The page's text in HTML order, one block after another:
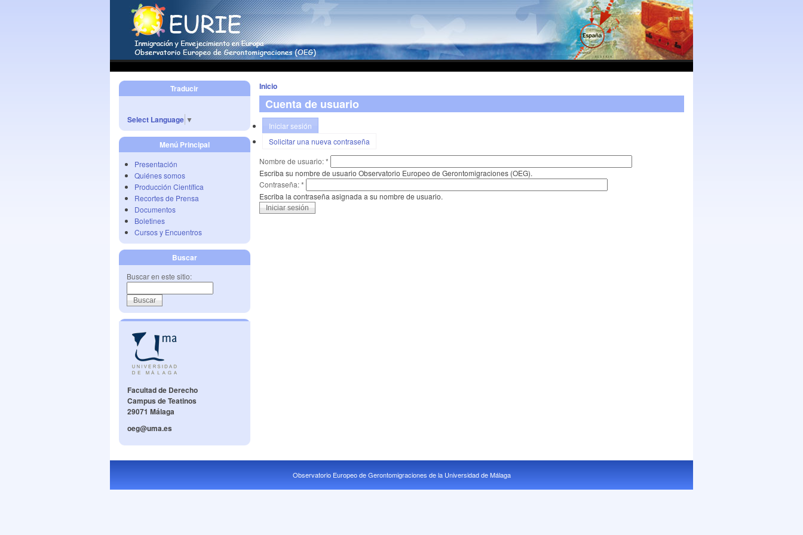
Traducir
Select Language ▼
Menú Principal
Presentación
Quiénes somos
Producción Científica
Recortes de Prensa
Documentos
Boletines
Cursos y Encuentros
Buscar
Buscar en este sitio:
Facultad de Derecho
Campus de Teatinos
29071 Málaga
oeg@uma.es
Inicio
Cuenta de usuario
Iniciar sesión
Solicitar una nueva contraseña
Nombre de usuario:*
Escriba su nombre de usuario Observatorio Europeo de Gerontomigraciones (OEG).
Contraseña:*
Escriba la contraseña asignada a su nombre de usuario.
Observatorio Europeo de Gerontomigraciones de la Universidad de Málaga